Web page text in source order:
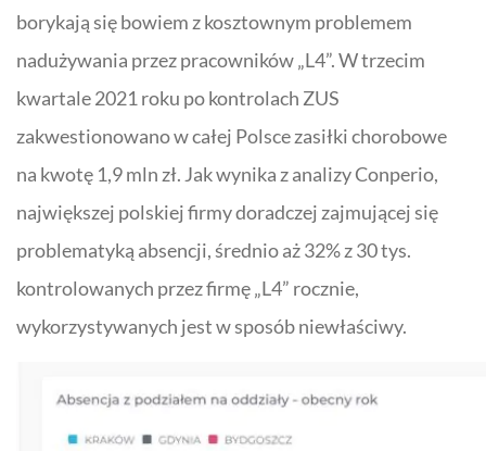
borykają się bowiem z kosztownym problemem
nadużywania przez pracowników „L4”. W trzecim
kwartale 2021 roku po kontrolach ZUS
zakwestionowano w całej Polsce zasiłki chorobowe
na kwotę 1,9 mln zł. Jak wynika z analizyConperio,
największej polskiej firmy doradczej zajmującej się
problematyką absencji, średnio aż 32% z 30 tys.
kontrolowanych przez firmę „L4” rocznie,
wykorzystywanych jest w sposób niewłaściwy.